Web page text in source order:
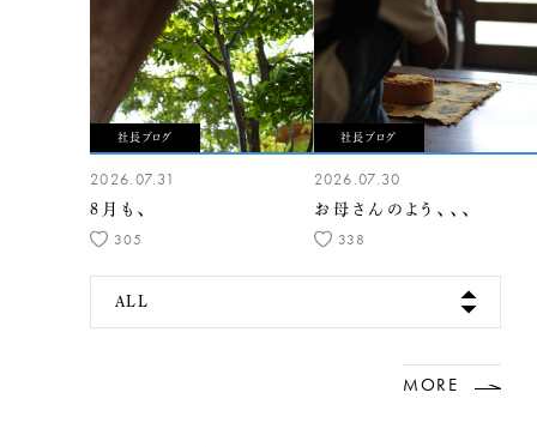
社長ブログ
2026.07.31
8月も、
305
社長ブログ
2026.07.30
お母さんのよう、、、
338
ALL
MORE